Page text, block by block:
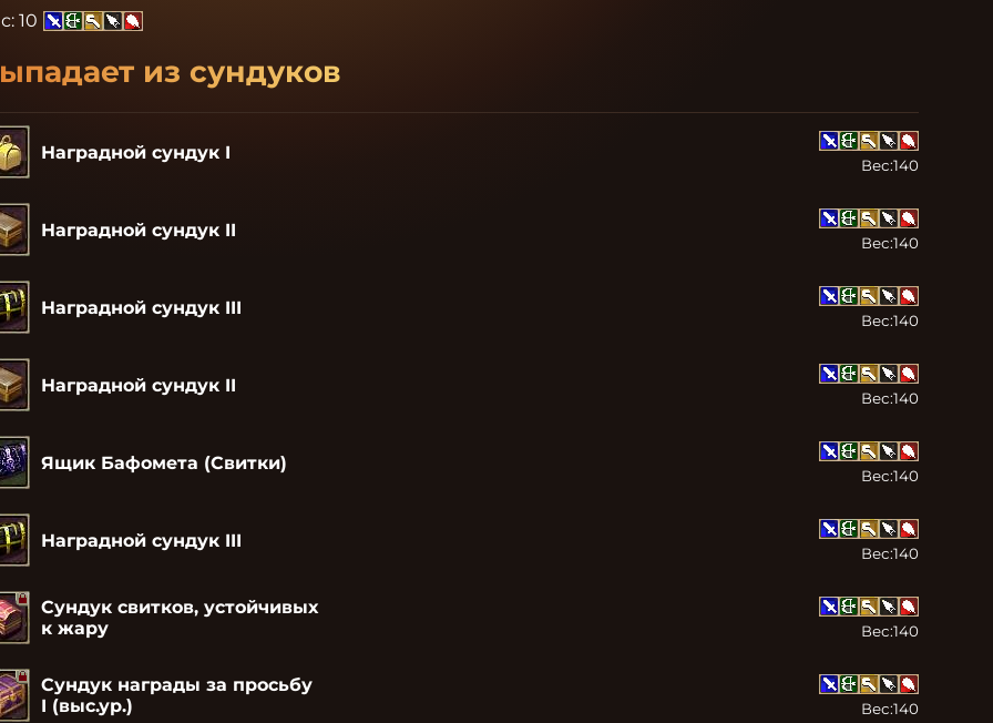
10
из сундуков
Наградной сундук I
Вес:140
Наградной сундук II
Вес:140
Наградной сундук III
Вес:140
Наградной сундук II
Вес:140
Ящик Бафомета (Свитки)
Вес:140
Наградной сундук III
Вес:140
Сундук свитков, устойчивых
к жару
Вес:140
Сундук награды за просьбу
I (выс.ур.)
Вес:140